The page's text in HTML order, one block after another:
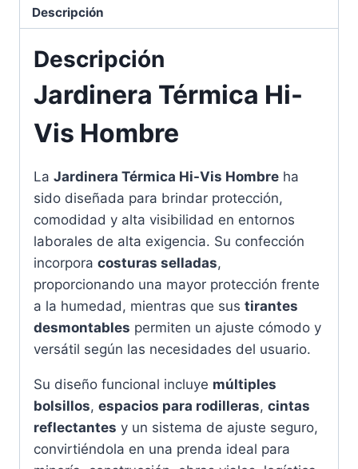
Descripción
Descripción
Jardinera Térmica Hi-
Vis Hombre
La Jardinera Térmica Hi-Vis Hombre ha
sido diseñada para brindar protección,
comodidad y alta visibilidad en entornos
laborales de alta exigencia. Su confección
incorpora costuras selladas,
proporcionando una mayor protección frente
a la humedad, mientras que sus tirantes
desmontables permiten un ajuste cómodo y
versátil según las necesidades del usuario.
Su diseño funcional incluye múltiples
bolsillos, espacios para rodilleras, cintas
reflectantes y un sistema de ajuste seguro,
convirtiéndola en una prenda ideal para